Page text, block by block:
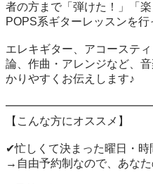
者の方まで「弾けた！」「
POPS系ギターレッスンを行
エレキギター、アコーステ
論、作曲・アレンジなど、
かりやすくお伝えします♪
【こんな方にオススメ】
✔忙しくて決まった曜日・時
→自由予約制なので、あなた